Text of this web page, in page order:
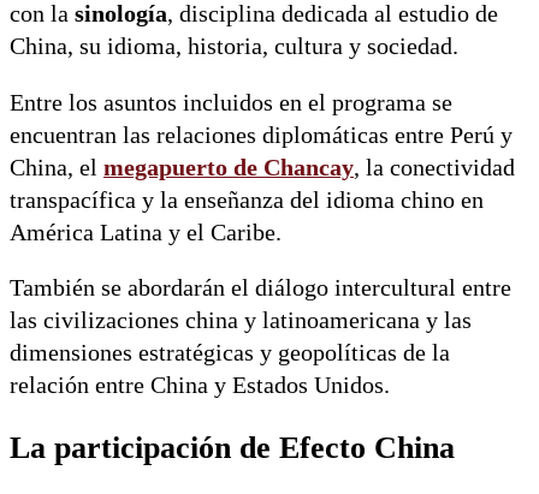
con la sinología, disciplina dedicada al estudio de
China, su idioma, historia, cultura y sociedad.
Entre los asuntos incluidos en el programa se
encuentran las relaciones diplomáticas entre Perú y
China, el megapuerto de Chancay, la conectividad
transpacífica y la enseñanza del idioma chino en
América Latina y el Caribe.
También se abordarán el diálogo intercultural entre
las civilizaciones china y latinoamericana y las
dimensiones estratégicas y geopolíticas de la
relación entre China y Estados Unidos.
La participación de Efecto China